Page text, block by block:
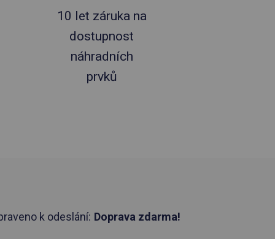
10 let záruka na
dostupnost
náhradních
prvků
k odeslání: Doprava zdarma!